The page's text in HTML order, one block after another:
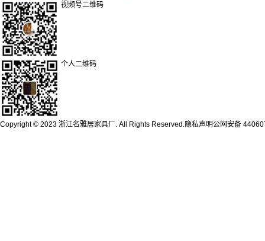
视频号二维码
个人二维码
Copyright © 2023 浙江名雅居家具厂. All Rights Reserved.隐私声明公网安备